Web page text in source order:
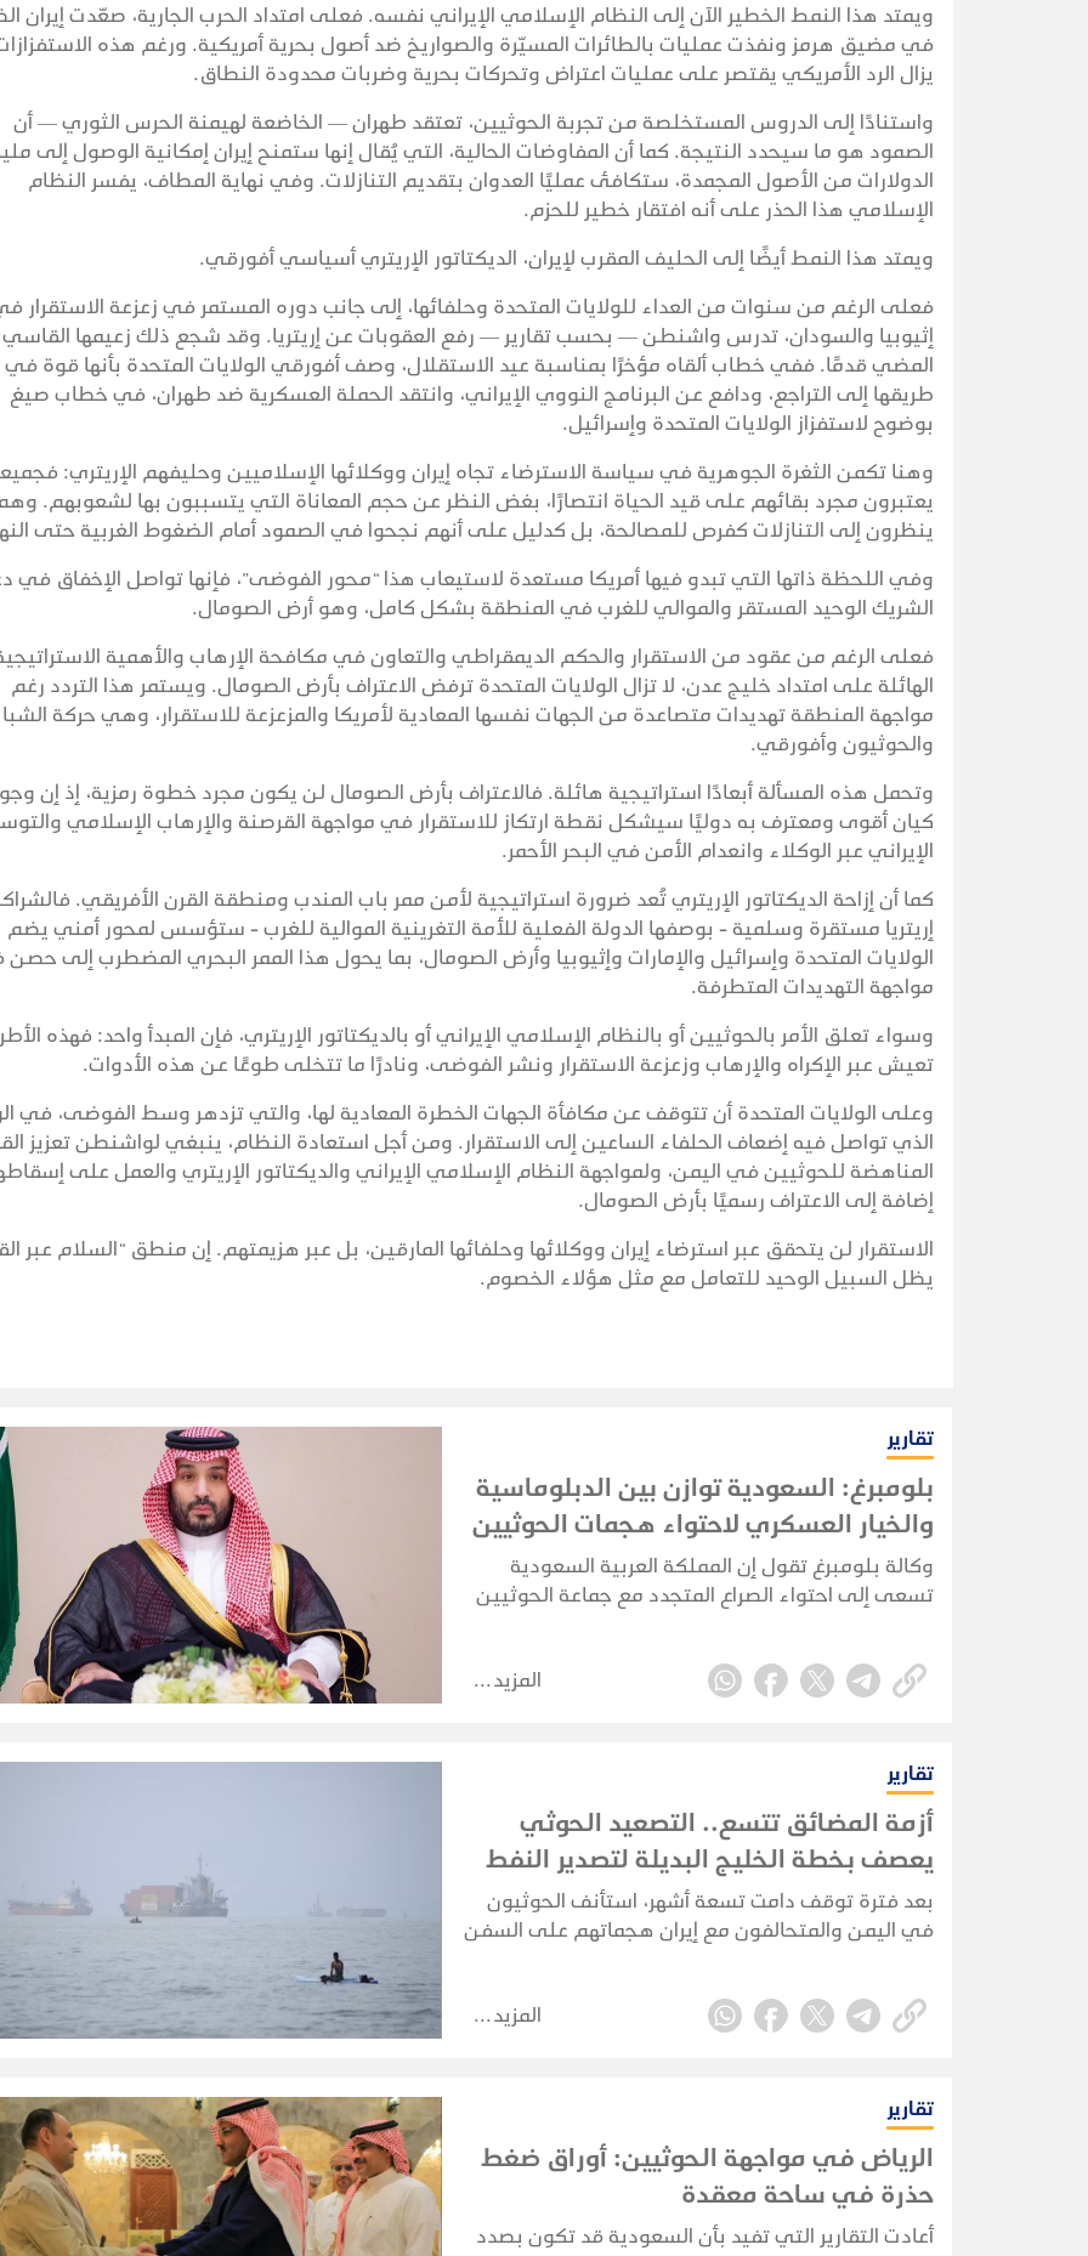
ويمتد هذا النمط الخطير الآن إلى النظام الإسلامي الإيراني نفسه. فعلى امتداد الحرب الجارية، صعّدت إيران
في مضيق هرمز ونفذت عمليات بالطائرات المسيّرة والصواريخ ضد أصول بحرية أمريكية. ورغم هذه
يزال الرد الأمريكي يقتصر على عمليات اعتراض وتحركات بحرية وضربات محدودة النطاق.
واستنادًا إلى الدروس المستخلصة من تجربة الحوثيين، تعتقد طهران — الخاضعة لهيمنة الحرس الثوري — أن
الصمود هو ما سيحدد النتيجة. كما أن المفاوضات الحالية، التي يُقال إنها ستمنح إيران إمكانية الوصول إلى
الدولارات من الأصول المجمدة، ستكافئ عمليًا العدوان بتقديم التنازلات. وفي نهاية المطاف، يفسر النظام
الإسلامي هذا الحذر على أنه افتقار خطير للحزم.
ويمتد هذا النمط أيضًا إلى الحليف المقرب لإيران، الديكتاتور الإريتري أسياسي أفورقي.
فعلى الرغم من سنوات من العداء للولايات المتحدة وحلفائها، إلى جانب دوره المستمر في زعزعة الاستقرار
إثيوبيا والسودان، تدرس واشنطن — بحسب تقارير — رفع العقوبات عن إريتريا. وقد شجع ذلك زعيمها
المضي قدمًا. ففي خطاب ألقاه مؤخرًا بمناسبة عيد الاستقلال، وصف أفورقي الولايات المتحدة بأنها قوة في
طريقها إلى التراجع، ودافع عن البرنامج النووي الإيراني، وانتقد الحملة العسكرية ضد طهران، في خطاب صيغ
بوضوح لاستفزاز الولايات المتحدة وإسرائيل.
وهنا تكمن الثغرة الجوهرية في سياسة الاسترضاء تجاه إيران ووكلائها الإسلاميين وحليفهم الإريتري:
يعتبرون مجرد بقائهم على قيد الحياة انتصارًا، بغض النظر عن حجم المعاناة التي يتسببون بها لشعوبهم.
ينظرون إلى التنازلات كفرص للمصالحة، بل كدليل على أنهم نجحوا في الصمود أمام الضغوط الغربية حتى
وفي اللحظة ذاتها التي تبدو فيها أمريكا مستعدة لاستيعاب هذا “محور الفوضى”، فإنها تواصل الإخفاق في
الشريك الوحيد المستقر والموالي للغرب في المنطقة بشكل كامل، وهو أرض الصومال.
فعلى الرغم من عقود من الاستقرار والحكم الديمقراطي والتعاون في مكافحة الإرهاب والأهمية
الهائلة على امتداد خليج عدن، لا تزال الولايات المتحدة ترفض الاعتراف بأرض الصومال. ويستمر هذا التردد رغم
مواجهة المنطقة تهديدات متصاعدة من الجهات نفسها المعادية لأمريكا والمزعزعة للاستقرار، وهي حركة
والحوثيون وأفورقي.
وتحمل هذه المسألة أبعادًا استراتيجية هائلة. فالاعتراف بأرض الصومال لن يكون مجرد خطوة رمزية، إذ إن
كيان أقوى ومعترف به دوليًا سيشكل نقطة ارتكاز للاستقرار في مواجهة القرصنة والإرهاب الإسلامي
الإيراني عبر الوكلاء وانعدام الأمن في البحر الأحمر.
كما أن إزاحة الديكتاتور الإريتري تُعد ضرورة استراتيجية لأمن ممر باب المندب ومنطقة القرن الأفريقي.
إريتريا مستقرة وسلمية - بوصفها الدولة الفعلية للأمة التغرينية الموالية للغرب - ستؤسس لمحور أمني يضم
الولايات المتحدة وإسرائيل والإمارات وإثيوبيا وأرض الصومال، بما يحول هذا الممر البحري المضطرب إلى
مواجهة التهديدات المتطرفة.
وسواء تعلق الأمر بالحوثيين أو بالنظام الإسلامي الإيراني أو بالديكتاتور الإريتري، فإن المبدأ واحد: فهذه
تعيش عبر الإكراه والإرهاب وزعزعة الاستقرار ونشر الفوضى، ونادرًا ما تتخلى طوعًا عن هذه الأدوات.
وعلى الولايات المتحدة أن تتوقف عن مكافأة الجهات الخطرة المعادية لها، والتي تزدهر وسط الفوضى، في
الذي تواصل فيه إضعاف الحلفاء الساعين إلى الاستقرار. ومن أجل استعادة النظام، ينبغي لواشنطن تعزيز
المناهضة للحوثيين في اليمن، ولمواجهة النظام الإسلامي الإيراني والديكتاتور الإريتري والعمل على
إضافة إلى الاعتراف رسميًا بأرض الصومال.
الاستقرار لن يتحقق عبر استرضاء إيران ووكلائها وحلفائها المارقين، بل عبر هزيمتهم. إن منطق “السلام عبر
يظل السبيل الوحيد للتعامل مع مثل هؤلاء الخصوم.
تقارير
بلومبرغ: السعودية توازن بين الدبلوماسية
والخيار العسكري لاحتواء هجمات الحوثيين
وكالة بلومبرغ تقول إن المملكة العربية السعودية
تسعى إلى احتواء الصراع المتجدد مع جماعة الحوثيين
النفطي واقتصادها.
المزيد
تقارير
أزمة المضائق تتسع.. التصعيد الحوثي
يعصف بخطة الخليج البديلة لتصدير النفط
بعد فترة توقف دامت تسعة أشهر، استأنف الحوثيون
في اليمن والمتحالفون مع إيران هجماتهم على السفن
السعودية.
المزيد
تقارير
الرياض في مواجهة الحوثيين: أوراق ضغط
حذرة في ساحة معقدة
أعادت التقارير التي تفيد بأن السعودية قد تكون بصدد